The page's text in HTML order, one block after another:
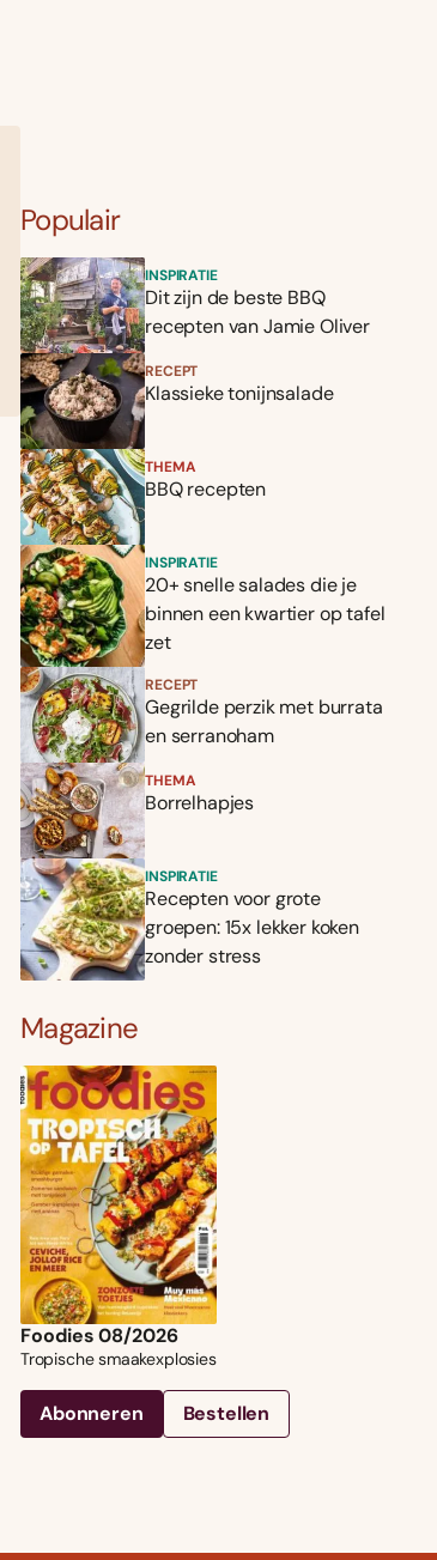
Populair
INSPIRATIE
Dit zijn de beste BBQ
recepten van Jamie Oliver
RECEPT
Klassieke tonijnsalade
THEMA
BBQ recepten
INSPIRATIE
20+ snelle salades die je
binnen een kwartier op tafel
zet
RECEPT
Gegrilde perzik met burrata
en serranoham
THEMA
Borrelhapjes
INSPIRATIE
Recepten voor grote
groepen: 15x lekker koken
zonder stress
Magazine
Foodies 08/2026
Tropische smaakexplosies
Abonneren Bestellen